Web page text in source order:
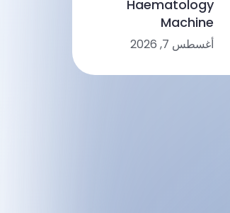
of-Care Device
Makers
Haematology
Machine
Applications:
Right Solution
أغسطس 7, 2026